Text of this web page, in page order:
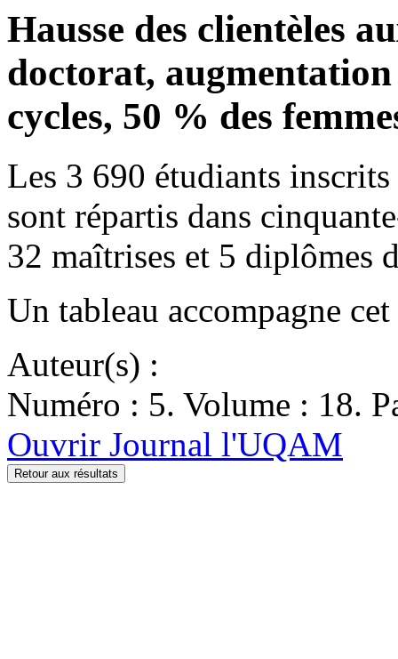
Hausse des clientèles
doctorat,
cycles, 50 % des
Les 3 690 étudiants inscrits
sont répartis dans
32 maîtrises et 5 diplômes
Un tableau accompagne
Auteur(s) :
Numéro : 5. Volume : 18.
Ouvrir Journal l'UQAM
Retour aux résultats